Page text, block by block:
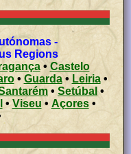
Regions
• Castelo
• Guarda• Leiria•
• Setúbal•
•Viseu • Açores •